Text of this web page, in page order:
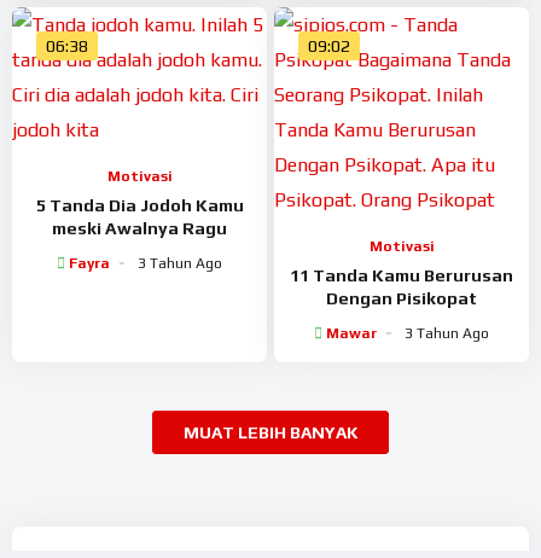
06:38
Motivasi
5 Tanda Dia Jodoh Kamu
meski Awalnya Ragu
Fayra 3 Tahun Ago
09:02
Motivasi
11 Tanda Kamu Berurusan
Dengan Pisikopat
Mawar 3 Tahun Ago
MUAT LEBIH BANYAK